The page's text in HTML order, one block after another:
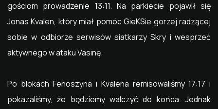
gościom prowadzenie 13:11. Na parkiecie pojawił się
Jonas Kvalen, który miał pomóc GieKSie gorzej radzącej
sobie w odbiorze serwisów siatkarzy Skry i wesprzeć
aktywnego w ataku Vasinę.
Po blokach Fenoszyna i Kvalena remisowaliśmy 17:17 i
pokazaliśmy, że będziemy walczyć do końca. Jednak